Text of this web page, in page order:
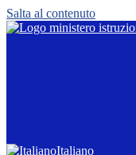
Salta al contenuto
Italiano